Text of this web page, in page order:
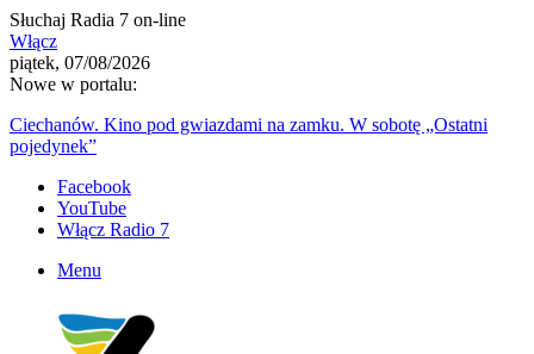
Słuchaj Radia 7 on-line
Włącz
piątek, 07/08/2026
Nowe w portalu:
Ciechanów. Kino pod gwiazdami na zamku. W sobotę „Ostatni
pojedynek”
Facebook
YouTube
Włącz Radio 7
Menu